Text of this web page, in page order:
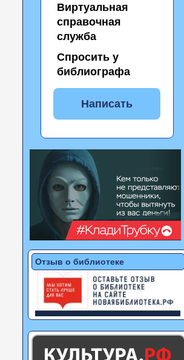
Виртуальная
справочная
служба
Спросить у
библиографа
Написать
Отзыв о библиотеке